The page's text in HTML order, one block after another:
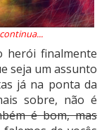
herói finalmente
seja um assunto
já na ponta da
sobre, não é
é bom, mas